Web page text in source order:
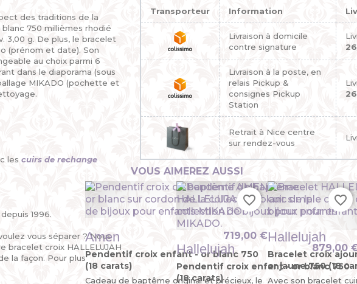
des traditions de la
750 millièmes rhodié
3,00 g. De plus, le bracelet
(prénom et date). Son
au choix parmi 6
dans le diaporama (sous
MIKADO (pochette et
les cuirs de rechange
1996.
vous séparer ? Nous
bracelet croix HALLELUJAH
la façon. Pour plus
Transporteur Information
Livraison à domicile
contre signature
Livraison à la poste, en
relais Pickup &
consignes Pickup
Station
Retrait à Nice centre
sur rendez-vous
VOUS AIMEREZ AUSSI
Amen
Pendentif croix enfant - or blanc 750
(18 carats)
Cadeau de baptême original et précieux, le
719,00 €
favorite_border
Hallelujah
Pendentif croix enfant - or blanc 750
(18 carats)
879,00
favorite_border
Hallelujah
Bracelet croix
or jaune 750 (18
Avec son bracelet